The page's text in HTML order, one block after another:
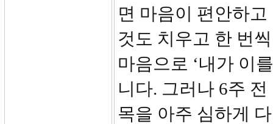
면 마음이 편안하
것도 치우고 한 번
마음으로 ‘내가 이
니다. 그러나 6주
목을 아주 심하게